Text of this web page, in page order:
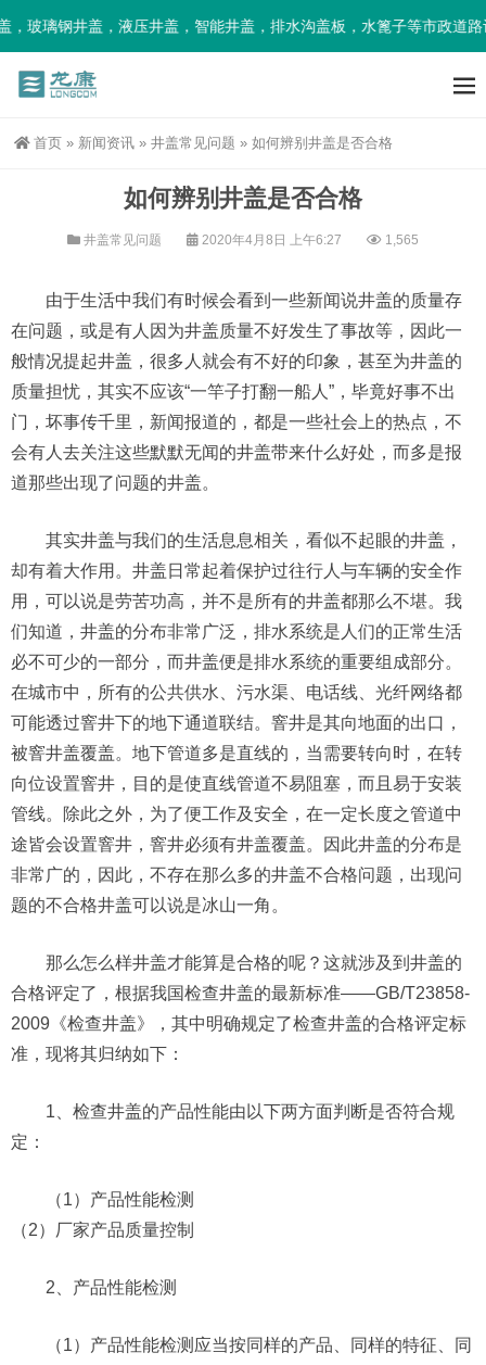
璃钢井盖，液压井盖，智能井盖，排水沟盖板，水篦子等市政道路设
首页 » 新闻资讯 » 井盖常见问题 » 如何辨别井盖是否合格
如何辨别井盖是否合格
井盖常见问题 2020年4月8日 上午6:27 1,565
由于生活中我们有时候会看到一些新闻说井盖的质量存
在问题，或是有人因为井盖质量不好发生了事故等，因此一
般情况提起井盖，很多人就会有不好的印象，甚至为井盖的
质量担忧，其实不应该“一竿子打翻一船人”，毕竟好事不出
门，坏事传千里，新闻报道的，都是一些社会上的热点，不
会有人去关注这些默默无闻的井盖带来什么好处，而多是报
道那些出现了问题的井盖。
其实井盖与我们的生活息息相关，看似不起眼的井盖，
却有着大作用。井盖日常起着保护过往行人与车辆的安全作
用，可以说是劳苦功高，并不是所有的井盖都那么不堪。我
们知道，井盖的分布非常广泛，排水系统是人们的正常生活
必不可少的一部分，而井盖便是排水系统的重要组成部分。
在城市中，所有的公共供水、污水渠、电话线、光纤网络都
可能透过窨井下的地下通道联结。窨井是其向地面的出口，
被窨井盖覆盖。地下管道多是直线的，当需要转向时，在转
向位设置窨井，目的是使直线管道不易阻塞，而且易于安装
管线。除此之外，为了便工作及安全，在一定长度之管道中
途皆会设置窨井，窨井必须有井盖覆盖。因此井盖的分布是
非常广的，因此，不存在那么多的井盖不合格问题，出现问
题的不合格井盖可以说是冰山一角。
那么怎么样井盖才能算是合格的呢？这就涉及到井盖的
合格评定了，根据我国检查井盖的最新标准——GB/T23858-
2009《检查井盖》，其中明确规定了检查井盖的合格评定标
准，现将其归纳如下：
1、检查井盖的产品性能由以下两方面判断是否符合规
定：
（1）产品性能检测
（2）厂家产品质量控制
2、产品性能检测
（1）产品性能检测应当按同样的产品、同样的特征、同